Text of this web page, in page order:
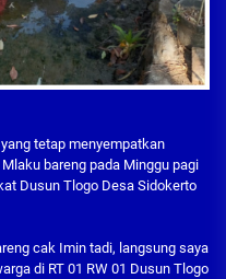
tetap menyempatkan
bareng pada Minggu pagi
Dusun Tlogo Desa Sidokerto
cak Imin tadi, langsung saya
di RT 01 RW 01 Dusun Tlogo